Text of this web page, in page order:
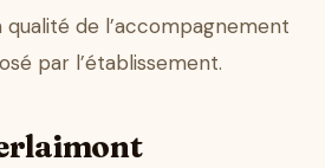
de l’accompagnement
par l’établissement.